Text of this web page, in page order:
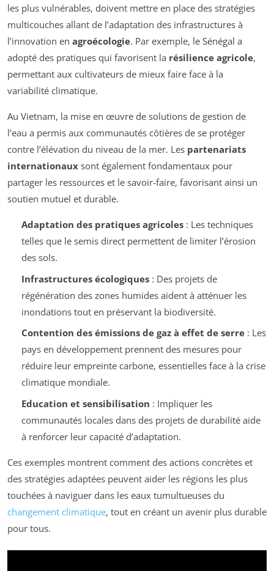
les plus vulnérables, doivent mettre en place des stratégies
multicouches allant de l’adaptation des infrastructures à
l’innovation en agroécologie. Par exemple, le Sénégal a
adopté des pratiques qui favorisent la résilience agricole,
permettant aux cultivateurs de mieux faire face à la
variabilité climatique.
Au Vietnam, la mise en œuvre de solutions de gestion de
l’eau a permis aux communautés côtières de se protéger
contre l’élévation du niveau de la mer. Les partenariats
internationaux sont également fondamentaux pour
partager les ressources et le savoir-faire, favorisant ainsi un
soutien mutuel et durable.
Adaptation des pratiques agricoles: Les techniques
telles que le semis direct permettent de limiter l’érosion
des sols.
Infrastructures écologiques: Des projets de
régénération des zones humides aident à atténuer les
inondations tout en préservant la biodiversité.
Contention des émissions de gaz à effet de serre: Les
pays en développement prennent des mesures pour
réduire leur empreinte carbone, essentielles face à la crise
climatique mondiale.
Education et sensibilisation : Impliquer les
communautés locales dans des projets de durabilité aide
à renforcer leur capacité d’adaptation.
Ces exemples montrent comment des actions concrètes et
des stratégies adaptées peuvent aider les régions les plus
touchées à naviguer dans les eaux tumultueuses du
changement climatique, tout en créant un avenir plus durable
pour tous.